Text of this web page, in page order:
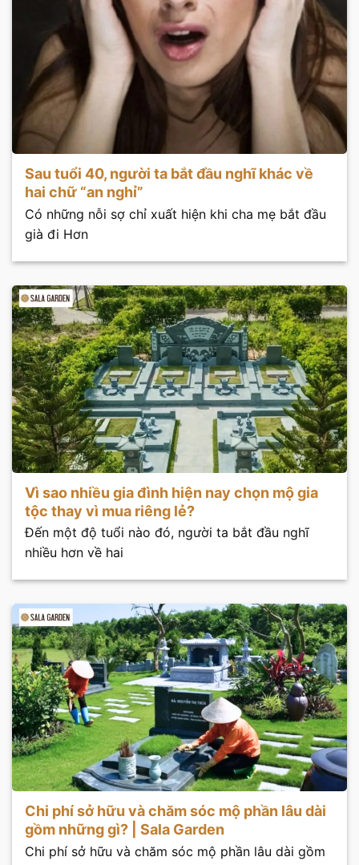
Sau tuổi 40, người ta bắt đầu nghĩ khác về
hai chữ “an nghỉ”
Có những nỗi sợ chỉ xuất hiện khi cha mẹ bắt đầu
già đi Hơn
Vì sao nhiều gia đình hiện nay chọn mộ gia
tộc thay vì mua riêng lẻ?
Đến một độ tuổi nào đó, người ta bắt đầu nghĩ
nhiều hơn về hai
Chi phí sở hữu và chăm sóc mộ phần lâu dài
gồm những gì? | Sala Garden
Chi phí sở hữu và chăm sóc mộ phần lâu dài gồm